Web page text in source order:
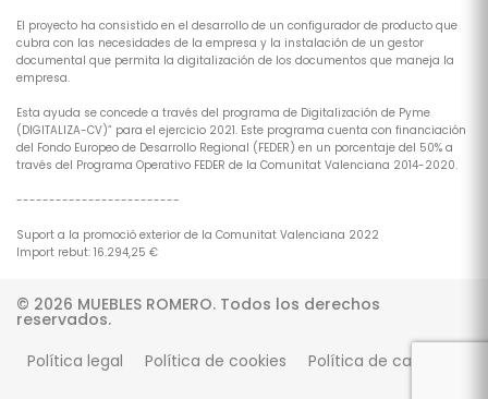
El proyecto ha consistido en el desarrollo de un configurador de producto que
cubra con las necesidades de la empresa y la instalación de un gestor
documental que permita la digitalización de los documentos que maneja la
empresa.
Esta ayuda se concede a través del programa de Digitalización de Pyme
(DIGITALIZA-CV)” para el ejercicio 2021. Este programa cuenta con financiación
del Fondo Europeo de Desarrollo Regional (FEDER) en un porcentaje del 50% a
través del Programa Operativo FEDER de la Comunitat Valenciana 2014-2020.
-------------------------
Suport a la promoció exterior de la Comunitat Valenciana 2022
Import rebut: 16.294,25 €
© 2026 MUEBLES ROMERO. Todos los derechos
reservados.
Política legal
Política de cookies Política de calidad